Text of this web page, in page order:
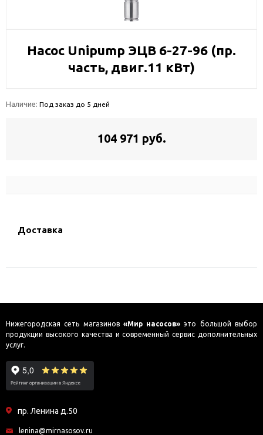
Насос Unipump ЭЦВ 6-27-96 (пр.
часть, двиг.11 кВт)
Наличие: Под заказ до 5 дней
104 971 руб.
Доставка
Нижегородская сеть магазинов «Мир насосов» это большой выбор
продукции высокого качества и современный сервис дополнительных
услуг.
пр. Ленина д.50
lenina@mirnasosov.ru